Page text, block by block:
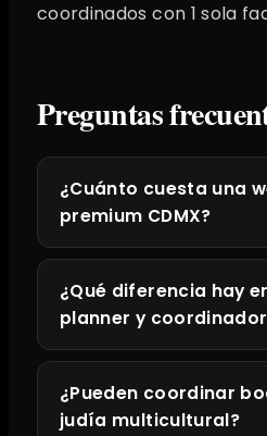
coordinados con 1 sola
Preguntas
¿Cuánto cuesta una
premium CDMX?
¿Qué diferencia hay
planner y
¿Pueden coordinar
judía multicultural?